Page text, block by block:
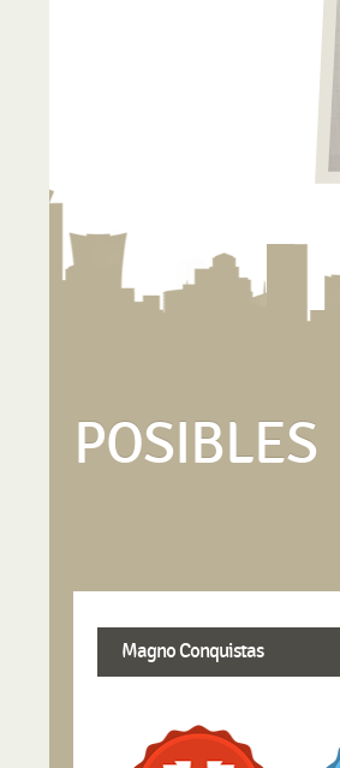
POSIBLES
Magno Conquistas